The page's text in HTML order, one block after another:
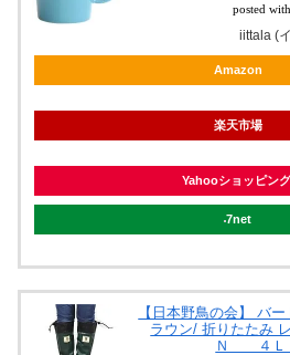
posted with
iittala (
Amazon
楽天市場
Yahooショッピン
7net
【日本野鳥の会】 バ
ラウン/ 折りたたみ
Ｎ ４Ｌ